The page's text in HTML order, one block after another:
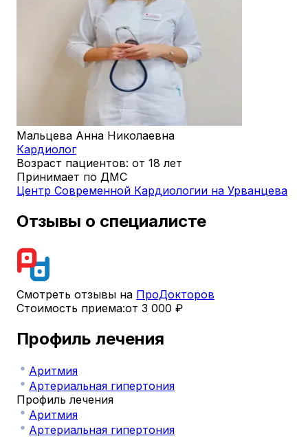
Мальцева Анна Николаевна
Кардиолог
Возраст пациентов: от 18 лет
Принимает по ДМС
Центр Современной Кардиологии на Урванцева
Отзывы о специалисте
Смотреть отзывы на ПроДокторов
Стоимость приема:от 3 000 ₽
Профиль лечения
Аритмия
Артериальная гипертония
Профиль лечения
Аритмия
Артериальная гипертония